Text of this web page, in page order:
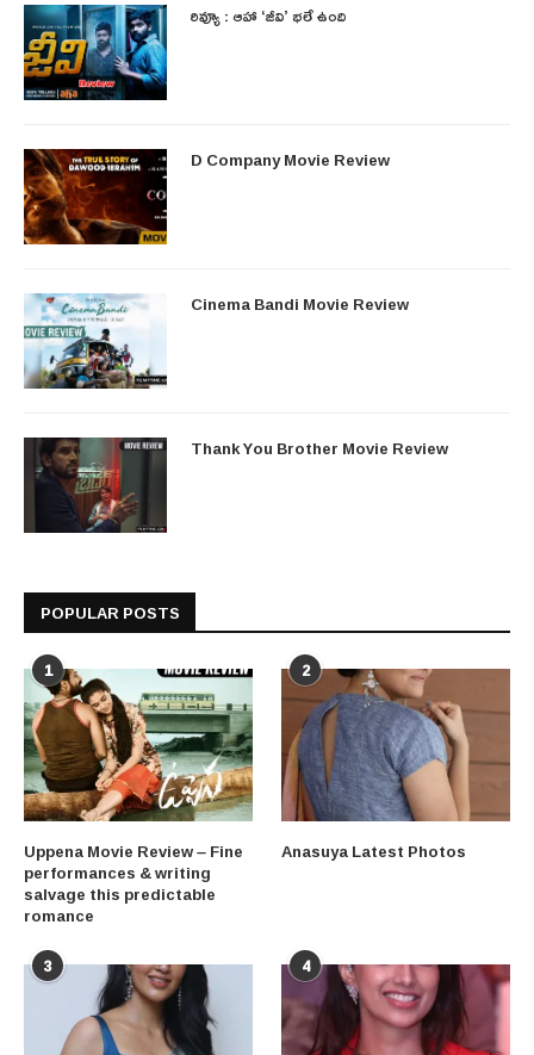
రివ్యూ : ఆహా ‘జీవి’ భలే ఉంది
D Company Movie Review
Cinema Bandi Movie Review
Thank You Brother Movie Review
POPULAR POSTS
1
Uppena Movie Review – Fine
performances & writing
salvage this predictable
romance
2
Anasuya Latest Photos
3 4